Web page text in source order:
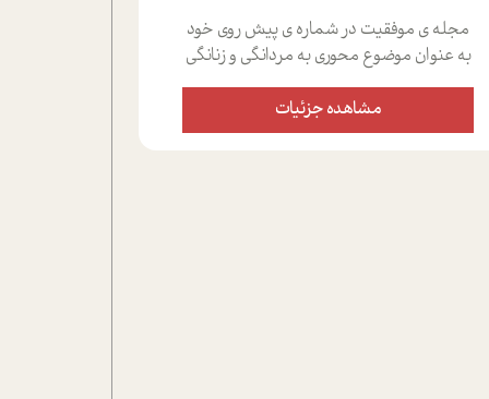
مجله ی موفقیت در شماره ی پیش روی خود
به عنوان موضوع محوری به مردانگی و زنانگی
سمی پرداخته است؛ علاوه بر این که؛ گفت و
گویی اختصاصی داشته ایم با فردین علیخواه،
جامعه شناس در بخش های مختلف تلاش
مشاهده جزئیات